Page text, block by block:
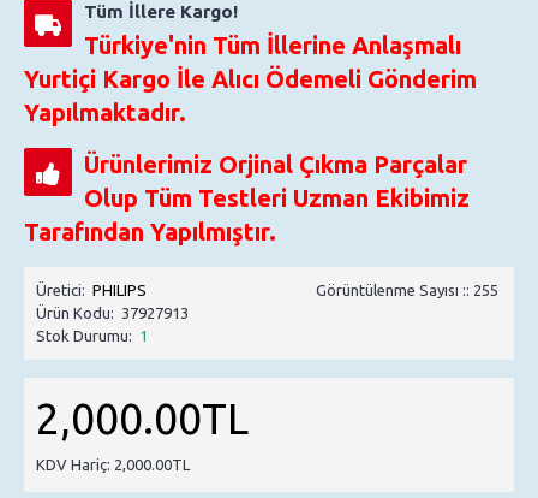
Tüm İllere Kargo!
Türkiye'nin Tüm İllerine Anlaşmalı
Yurtiçi Kargo İle Alıcı Ödemeli Gönderim
Yapılmaktadır.
Ürünlerimiz Orjinal Çıkma Parçalar
Olup Tüm Testleri Uzman Ekibimiz
Tarafından Yapılmıştır.
Görüntülenme Sayısı :: 255
Üretici: PHILIPS
Ürün Kodu: 37927913
Stok Durumu: 1
2,000.00TL
KDV Hariç: 2,000.00TL